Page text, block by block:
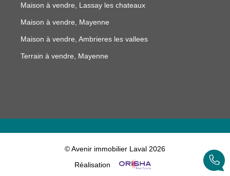
Maison à vendre, Lassay les chateaux
Maison à vendre, Mayenne
Maison à vendre, Ambrieres les vallees
Terrain à vendre, Mayenne
© Avenir immobilier Laval 2026
Réalisation